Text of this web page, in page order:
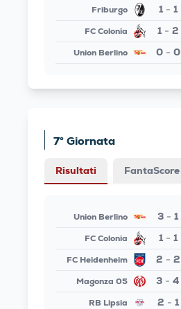
Friburgo
1- 1
FC Colonia
1- 2
Union Berlino
0- 0
7° Giornata
Risultati FantaScore
Union Berlino 3 - 1
FC Colonia
1- 1
FC Heidenheim
2 - 2
Magonza 05
3 - 4
RB Lipsia
2 - 1